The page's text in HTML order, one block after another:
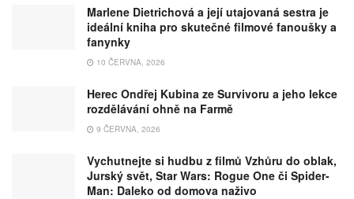
Marlene Dietrichová a její utajovaná sestra je
ideální kniha pro skutečné filmové fanoušky a
fanynky
10 ČERVNA, 2026
Herec Ondřej Kubina ze Survivoru a jeho lekce
rozdělávání ohně na Farmě
9 ČERVNA, 2026
Vychutnejte si hudbu z filmů Vzhůru do oblak,
Jurský svět, Star Wars: Rogue One či Spider-
Man: Daleko od domova naživo